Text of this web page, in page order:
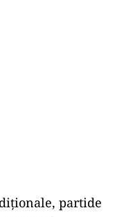
Maniu-Mihalache